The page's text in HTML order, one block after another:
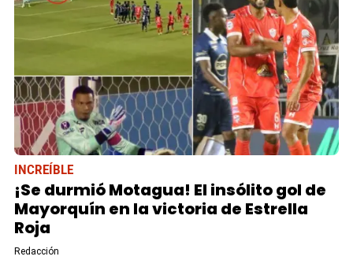
INCREÍBLE
¡Se durmió Motagua! El insólito gol de
Mayorquín en la victoria de Estrella
Roja
Redacción